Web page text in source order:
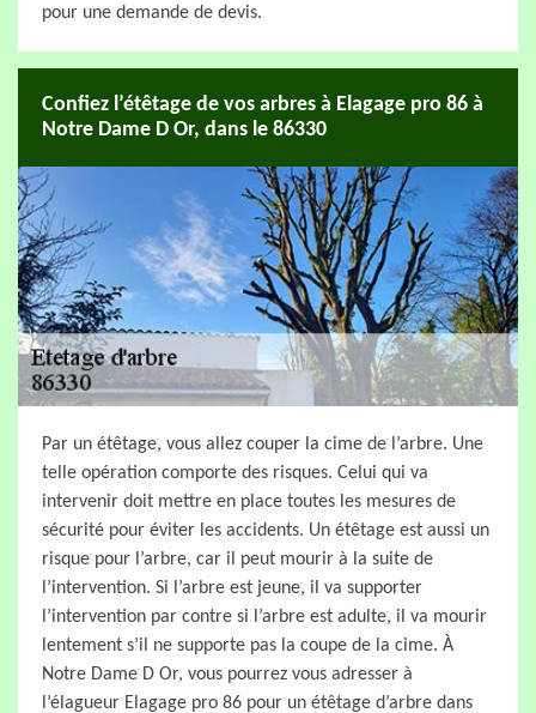
pour une demande de devis.
Confiez l’étêtage de vos arbres à Elagage pro 86 à
Notre Dame D Or, dans le 86330
Par un étêtage, vous allez couper la cime de l’arbre. Une
telle opération comporte des risques. Celui qui va
intervenir doit mettre en place toutes les mesures de
sécurité pour éviter les accidents. Un étêtage est aussi un
risque pour l’arbre, car il peut mourir à la suite de
l’intervention. Si l’arbre est jeune, il va supporter
l’intervention par contre si l’arbre est adulte, il va mourir
lentement s’il ne supporte pas la coupe de la cime. À
Notre Dame D Or, vous pourrez vous adresser à
l’élagueur Elagage pro 86 pour un étêtage d’arbre dans